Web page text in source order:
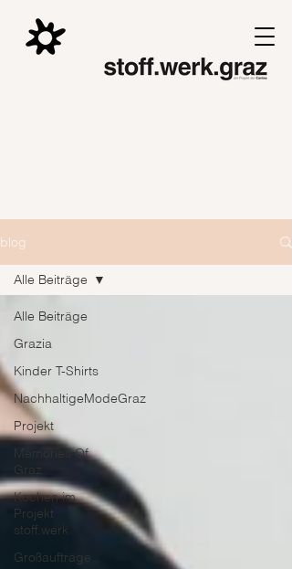
blog
Alle Beiträge
Grazia
Kinder T-Shirts
NachhaltigeModeGraz
Projekt
Memories Of
Graz
Kochen im
Projekt
stoff.werk
Großaufträge
Alle Beiträge